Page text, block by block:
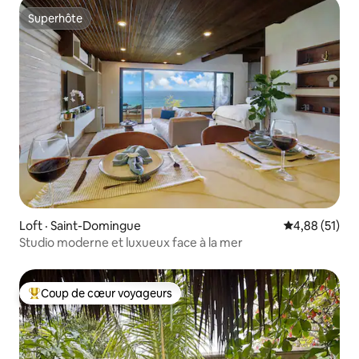
Superhôte
Superhôte
Loft · Saint-Domingue Note
4,88 (51)
Studio moderne et luxueux face à la mer
Coup de cœur voyageurs parmi les plus aimés
Coup de cœur voyageurs